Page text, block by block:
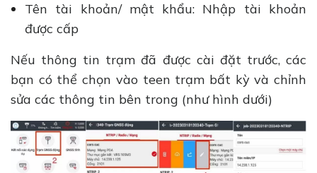
Tên tài khoản/ mật khẩu: Nhập tài khoản
được cấp
Nếu thông tin trạm đã được cài đặt trước, các
bạn có thể chọn vào teen trạm bất kỳ và chỉnh
sửa các thông tin bên trong (như hình dưới)